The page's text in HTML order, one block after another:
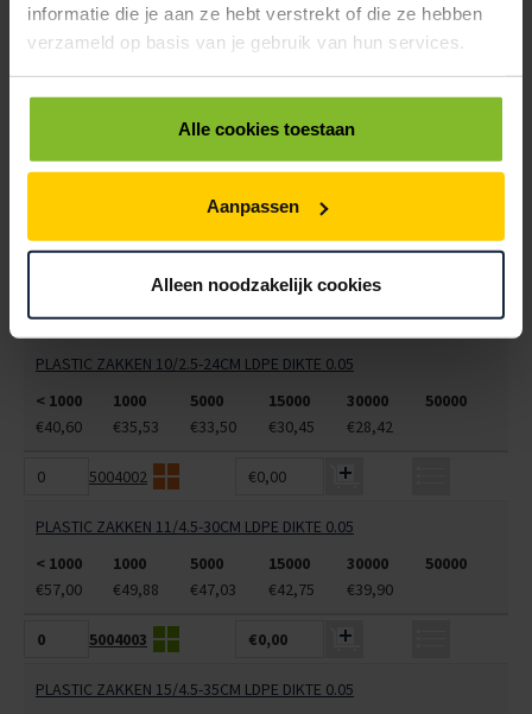
informatie die je aan ze hebt verstrekt of die ze hebben
verzameld op basis van je gebruik van hun services.
Alle cookies toestaan
Aanpassen
Alleen noodzakelijk cookies
PLASTIC ZAKKEN 28/8-56CM LDPE DIKTE 0.02
< 5000
5000 15000 30000
50000
€31,76
€29,95 €27,23 €25,41 €23,60
PLASTIC ZAKKEN 28/4-76CM LDPE DIKTE 0.02
< 5000
5000 15000 30000
50000
5004001 €0,00
PLASTIC ZAKKEN 10/2.5-24CM LDPE DIKTE 0.05
< 1000
1000 5000 15000 30000
50000
€40,60
€35,53 €33,50 €30,45 €28,42
5004002 €0,00
PLASTIC ZAKKEN 11/4.5-30CM LDPE DIKTE 0.05
< 1000
1000 5000 15000 30000
50000
€57,00
€49,88 €47,03 €42,75 €39,90
5004003 €0,00
PLASTIC ZAKKEN 15/4.5-35CM LDPE DIKTE 0.05